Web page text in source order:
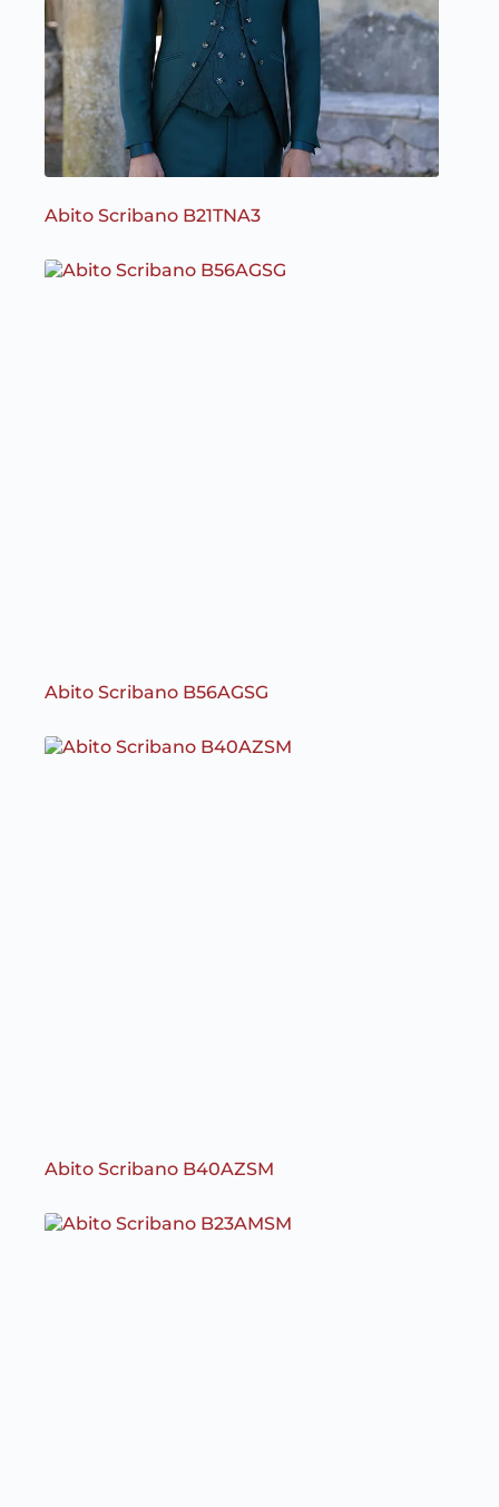
Abito Scribano B21TNA3
Abito Scribano B56AGSG
Abito Scribano B40AZSM